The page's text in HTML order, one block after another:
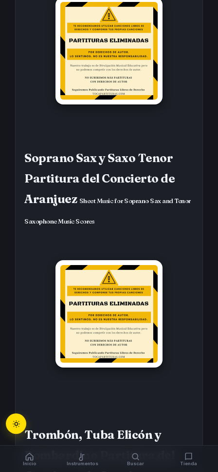
Soprano Sax y Saxo Tenor
Partitura del Concierto de
Aranjuez Sheet Music for Soprano Sax and Tenor
Saxophone Music Scores
Trombón, Tuba Elicón y
Bombardino Partitura del
Inicio Instrumentos Buscar Tienda